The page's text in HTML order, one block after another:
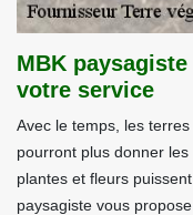
MBK
votre service
Avec le temps, les
pourront plus donner
plantes et fleurs
paysagiste vous